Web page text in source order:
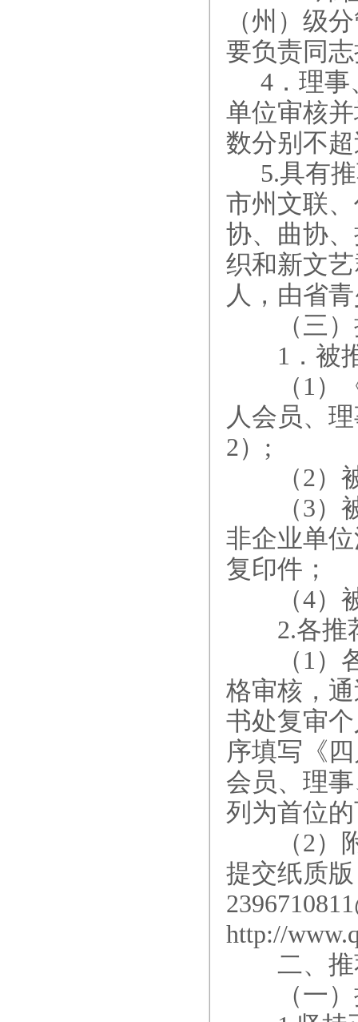
（州）级
要负责同
4 ．理
单位审核
数分别不
5.具有
市州文联
协、曲协
织和新文
人，由省
（三）
1．被推
（1）《
人会员、
2）;
（2）被
（3）被
非企业单
复印件；
（4）被
2.各推荐
（1）各
格审核，
书处复审
序填写《
会员、理
列为首位
（2）附
提交纸质
http://
二、推
（一）